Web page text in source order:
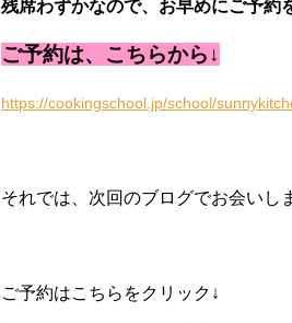
残席わずかなので、お早めにご予約
ご予約は、こちらから↓
https://cookingschool.jp/school/
それでは、次回のブログでお会いし
ご予約はこちらをクリック↓